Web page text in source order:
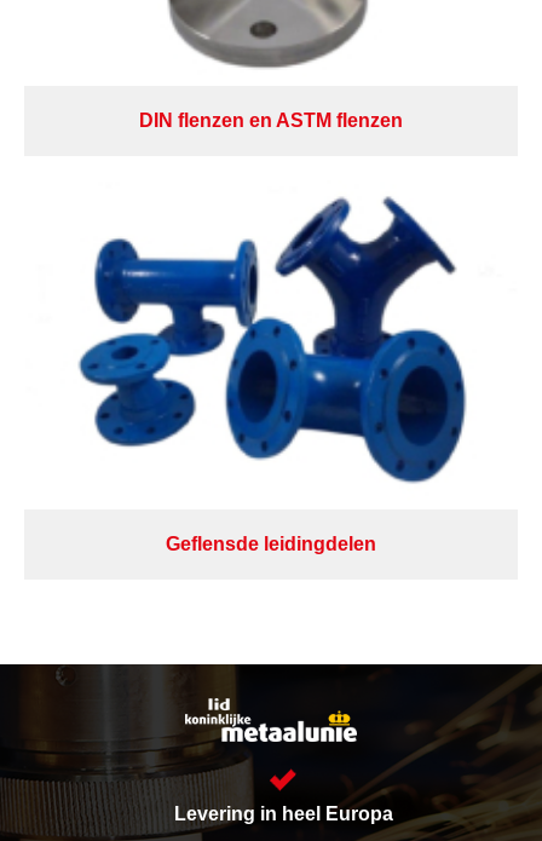
DIN flenzen en ASTM flenzen
Geflensde leidingdelen
Levering in heel Europa